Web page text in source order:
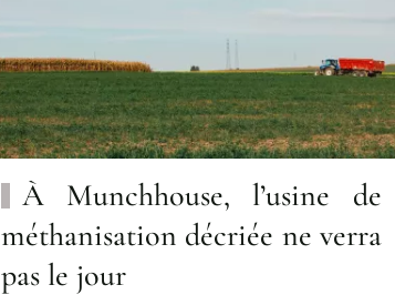
À Munchhouse, l’usine de
méthanisation décriée ne verra
pas le jour